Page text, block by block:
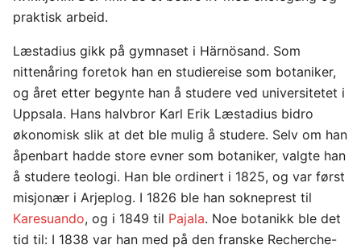
praktisk arbeid.
Læstadius gikk på gymnaset i Härnösand. Som
nittenåring foretok han en studiereise som botaniker,
og året etter begynte han å studere ved universitetet i
Uppsala. Hans halvbror Karl Erik Læstadius bidro
økonomisk slik at det ble mulig å studere. Selv om han
åpenbart hadde store evner som botaniker, valgte han
å studere teologi. Han ble ordinert i 1825, og var først
misjonær i Arjeplog. I 1826 ble han sokneprest til
Karesuando, og i 1849 til Pajala. Noe botanikk ble det
tid til: I 1838 var han med på den franske Recherche-